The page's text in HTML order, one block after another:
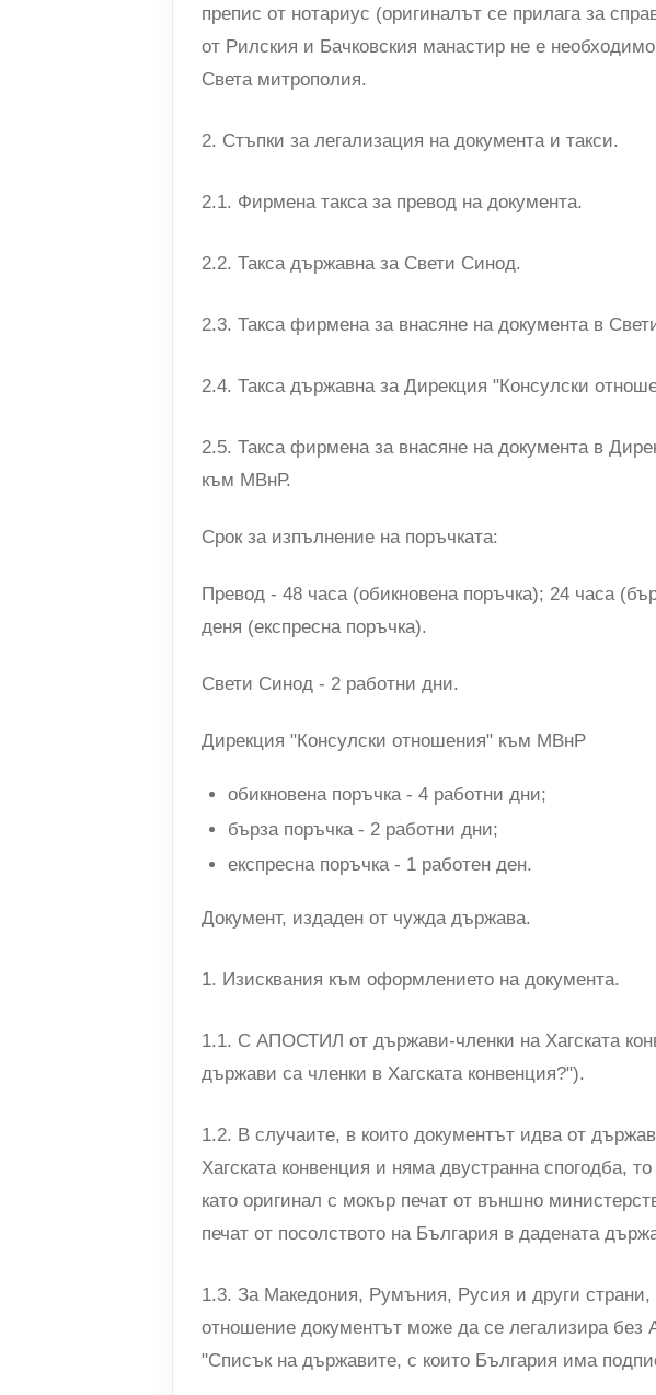
препис от нотариус (оригиналът се прилага за
от Рилския и Бачковския манастир не е
Света митрополия.
2. Стъпки за легализация на документа и такси.
2.1. Фирмена такса за превод на документа.
2.2. Такса държавна за Свети Синод.
2.3. Такса фирмена за внасяне на документа в
2.4. Такса държавна за Дирекция "Консулски
2.5. Такса фирмена за внасяне на документа в
към МВнР.
Срок за изпълнение на поръчката:
Превод - 48 часа (обикновена поръчка); 24 часа
деня (експресна поръчка).
Свети Синод - 2 работни дни.
Дирекция "Консулски отношения" към МВнР
обикновена поръчка - 4 работни дни;
бърза поръчка - 2 работни дни;
експресна поръчка - 1 работен ден.
Документ, издаден от чужда държава.
1. Изисквания към оформлението на документа.
1.1. С АПОСТИЛ от държави-членки на Хагската
държави са членки в Хагската конвенция?").
1.2. В случаите, в които документът идва от
Хагската конвенция и няма двустранна спогодба,
като оригинал с мокър печат от външно
печат от посолството на България в дадената
1.3. За Македония, Румъния, Русия и други
отношение документът може да се легализира
"Списък на държавите, с които България има